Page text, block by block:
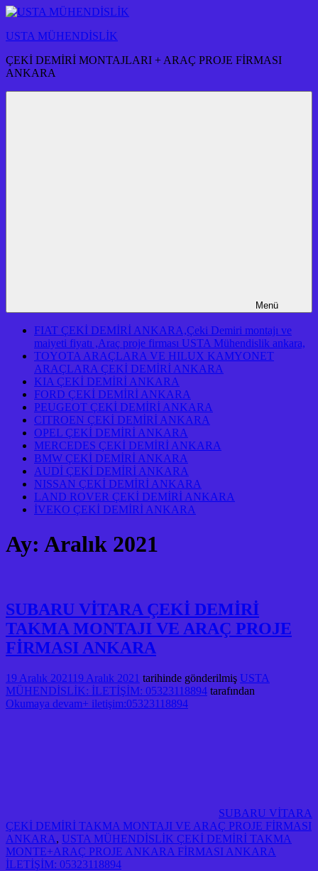
İçeriğe
USTA MÜHENDİSLİK
ÇEKİ DEMİRİ MONTAJLARI + ARAÇ PROJE FİRMASI
ANKARA
Menü
FIAT ÇEKİ DEMİRİ ANKARA,Çeki Demiri montajı ve
maiyeti fiyatı ,Araç proje firması USTA Mühendislik ankara,
TOYOTA ARAÇLARA VE HILUX KAMYONET
ARAÇLARA ÇEKİ DEMİRİ ANKARA
KIA ÇEKİ DEMİRİ ANKARA
FORD ÇEKİ DEMİRİ ANKARA
PEUGEOT ÇEKİ DEMİRİ ANKARA
CITROEN ÇEKİ DEMİRİ ANKARA
OPEL ÇEKİ DEMİRİ ANKARA
MERCEDES ÇEKİ DEMİRİ ANKARA
BMW ÇEKİ DEMİRİ ANKARA
AUDİ ÇEKİ DEMİRİ ANKARA
NISSAN ÇEKİ DEMİRİ ANKARA
LAND ROVER ÇEKİ DEMİRİ ANKARA
İVEKO ÇEKİ DEMİRİ ANKARA
Ay: Aralık 2021
SUBARU VİTARA ÇEKİ DEMİRİ
TAKMA MONTAJI VE ARAÇ PROJE
FİRMASI ANKARA
19 Aralık 2021 19 Aralık 2021 tarihinde gönderilmiş USTA
MÜHENDİSLİK: İLETİŞİM: 05323118894 tarafından
Okumaya devam+ iletişim:05323118894
SUBARU VİTARA
ÇEKİ DEMİRİ TAKMA MONTAJI VE ARAÇ PROJE FİRMASI
ANKARA, USTA MÜHENDİSLİK ÇEKİ DEMİRİ TAKMA
MONTE+ARAÇ PROJE ANKARA FİRMASI ANKARA
İLETİŞİM: 05323118894